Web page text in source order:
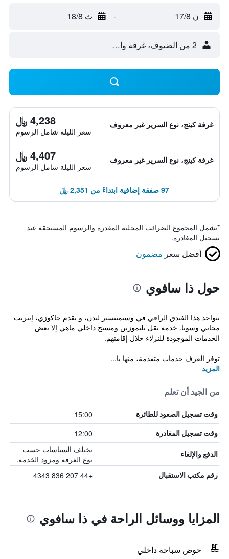
ن 17/8 - ث 18/8
2 من الضيوف، غرفة واحدة
غرفة كينج، نوع السرير غير معروف 4,238 ﷼
سعر الليلة شامل الرسوم
غرفة كينج، نوع السرير غير معروف 4,407 ﷼
سعر الليلة شامل الرسوم
97 صفقة إضافية ابتداءً من 2,351 ﷼
*يشمل المجموع الضرائب المحلية المقدرة والرسوم المستحقة عند
تسجيل المغادرة.
أفضل سعر مضمون
حول ذا سافوي
يتواجد هذا الفندق الراقي في وستمينستر لندن، و يقدم جاكوزي، إنترنت
مجاني وسونا. خدمة نقل بليموزين ومسبح داخلي ماهي إلا بعض
الخدمات الموجودة للنزلاء خلال إقامتهم.
توفر الغرف خدمات متقدمة، منها با...
المزيد
من الجيد أن تعلم
وقت تسجيل الصعود للطائرة 15:00
وقت تسجيل المغادرة 12:00
الدفع والإلغاء
تختلف السياسات حسب
نوع الغرفة ومزود الخدمة.
رقم مكتب الاستقبال +44 207 836 4343
المزايا ووسائل الراحة في ذا سافوي
حوض سباحة داخلي